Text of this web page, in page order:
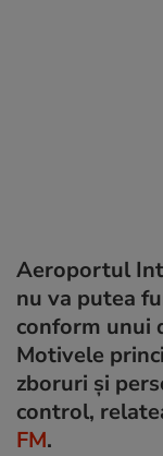
Aeroportul
nu va putea
conform unui
Motivele
zboruri și
control,
FM.